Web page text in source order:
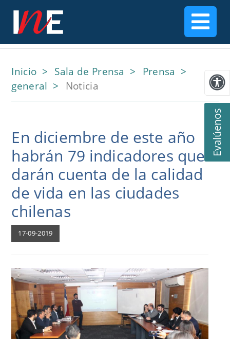
Evalúenos
Inicio Sala de Prensa
Prensa
general
Noticia
En diciembre de este año
habrán 79 indicadores que
darán cuenta de la calidad
de vida en las ciudades
chilenas
17-09-2019